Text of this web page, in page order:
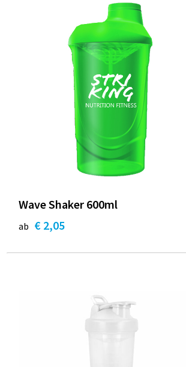
Wave Shaker 600ml
ab € 2,05